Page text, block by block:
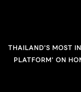
สายบิวตี้ตัวจริง ทั่
ตลอดทั้งเดือนมิถุ
นวัตกรรม คุณภาพ
ความเป็นไทยในมุ
THAILAND'S MOST
PLATFORM' ON